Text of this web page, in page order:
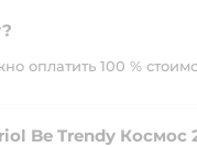
оплатить 100 %
Be Trendy Космос